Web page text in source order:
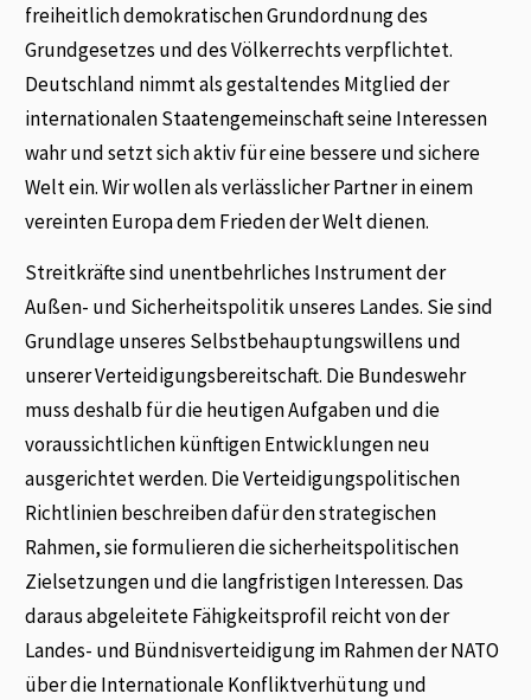
freiheitlich demokratischen Grundordnung des
Grundgesetzes und des Völkerrechts verpflichtet.
Deutschland nimmt als gestaltendes Mitglied der
internationalen Staatengemeinschaft seine Interessen
wahr und setzt sich aktiv für eine bessere und sichere
Welt ein. Wir wollen als verlässlicher Partner in einem
vereinten Europa dem Frieden der Welt dienen.
Streitkräfte sind unentbehrliches Instrument der
Außen- und Sicherheitspolitik unseres Landes. Sie sind
Grundlage unseres Selbstbehauptungswillens und
unserer Verteidigungsbereitschaft. Die Bundeswehr
muss deshalb für die heutigen Aufgaben und die
voraussichtlichen künftigen Entwicklungen neu
ausgerichtet werden. Die Verteidigungspolitischen
Richtlinien beschreiben dafür den strategischen
Rahmen, sie formulieren die sicherheitspolitischen
Zielsetzungen und die langfristigen Interessen. Das
daraus abgeleitete Fähigkeitsprofil reicht von der
Landes- und Bündnisverteidigung im Rahmen der NATO
über die Internationale Konfliktverhütung und